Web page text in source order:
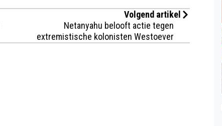
Volgend artikel
Netanyahu belooft actie tegen
extremistische kolonisten Westoever